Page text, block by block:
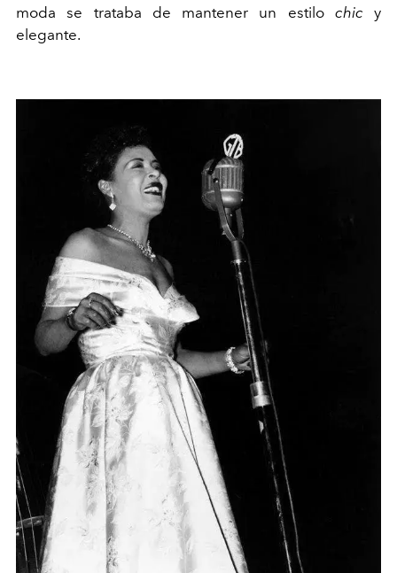
moda se trataba de mantener un estilo chic y
elegante.